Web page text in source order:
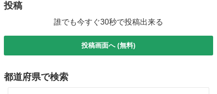
投稿
誰でも今すぐ30秒で投稿出来る
投稿画面へ (無料)
都道府県で検索